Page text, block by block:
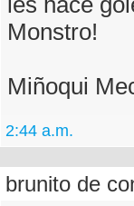
Monstro!
Miñoqui
2:44 a.m.
brunito de